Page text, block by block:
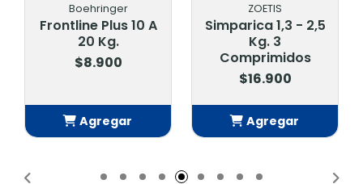
Boehringer
Frontline Plus 10 A
20 Kg.
$8.900
Agregar
ZOETIS
Simparica 1,3 - 2,5
Kg. 3
Comprimidos
$16.900
Agregar